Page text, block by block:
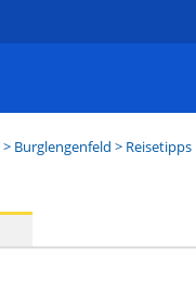
> Burglengenfeld > Reisetipps